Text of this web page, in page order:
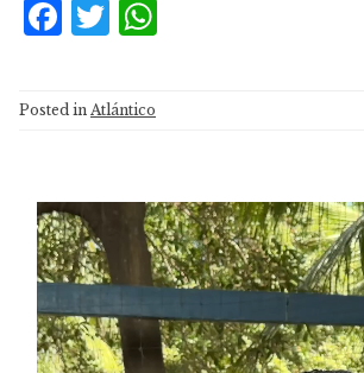
F
c
e
o
o
k
T
it
te
p
p
Posted in Atlántico
Reproductor
de
vídeo